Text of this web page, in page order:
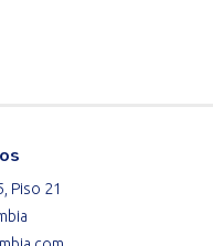
Piso 21